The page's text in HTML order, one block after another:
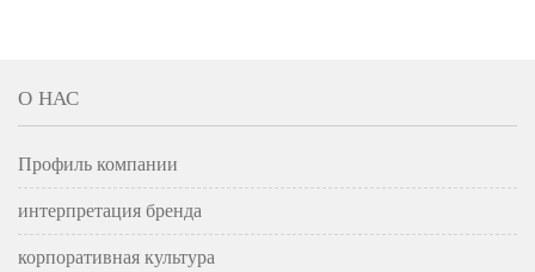
О НАС
Профиль компании
интерпретация бренда
корпоративная культура